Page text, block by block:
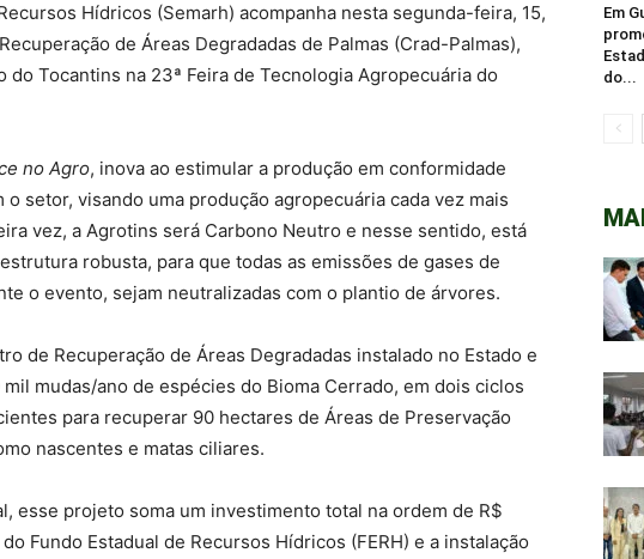
Hídricos (Semarh) acompanha nesta segunda-feira, 15,
de Áreas Degradadas de Palmas (Crad-Palmas),
Tocantins na 23ª Feira de Tecnologia Agropecuária do
no Agro, inova ao estimular a produção em conformidade
setor, visando uma produção agropecuária cada vez mais
vez, a Agrotins será Carbono Neutro e nesse sentido, está
robusta, para que todas as emissões de gases de
o evento, sejam neutralizadas com o plantio de árvores.
de Recuperação de Áreas Degradadas instalado no Estado e
mudas/ano de espécies do Bioma Cerrado, em dois ciclos
para recuperar 90 hectares de Áreas de Preservação
nascentes e matas ciliares.
esse projeto soma um investimento total na ordem de R$
Fundo Estadual de Recursos Hídricos (FERH) e a instalação
Em
do...